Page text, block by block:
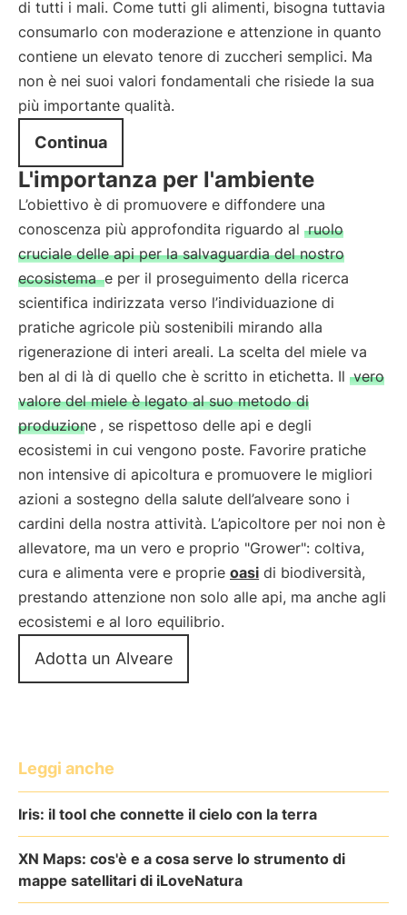
di tutti i mali. Come tutti gli alimenti, bisogna tuttavia
consumarlo con moderazione e attenzione in quanto
contiene un elevato tenore di zuccheri semplici. Ma
non è nei suoi valori fondamentali che risiede la sua
più importante qualità.
Continua
L'importanza per l'ambiente
L’obiettivo è di promuovere e diffondere una
conoscenza più approfondita riguardo al ruolo
cruciale delle api per la salvaguardia del nostro
ecosistema e per il proseguimento della ricerca
scientifica indirizzata verso l’individuazione di
pratiche agricole più sostenibili mirando alla
rigenerazione di interi areali. La scelta del miele va
ben al di là di quello che è scritto in etichetta. Il vero
valore del miele è legato al suo metodo di
produzione , se rispettoso delle api e degli
ecosistemi in cui vengono poste. Favorire pratiche
non intensive di apicoltura e promuovere le migliori
azioni a sostegno della salute dell’alveare sono i
cardini della nostra attività. L’apicoltore per noi non è
allevatore, ma un vero e proprio "Grower": coltiva,
cura e alimenta vere e proprie oasi di biodiversità,
prestando attenzione non solo alle api, ma anche agli
ecosistemi e al loro equilibrio.
Adotta un Alveare
Leggi anche
Iris: il tool che connette il cielo con la terra
XN Maps: cos'è e a cosa serve lo strumento di
mappe satellitari di iLoveNatura